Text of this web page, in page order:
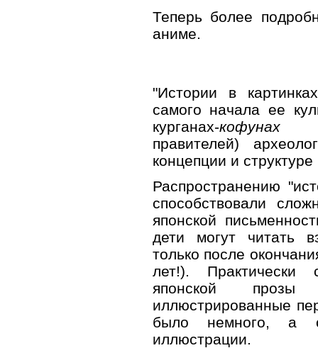
Теперь более
аниме.
"Истории в
самого начала ее
курганах-кофунах
правителей)
концепции и
Распространению
способствовали
японской
дети могут читать
только после
лет!). Практически
японской
иллюстрированные
было немного, а
иллюстрации.